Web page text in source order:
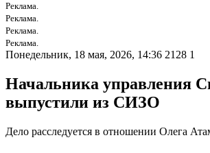
Реклама.
Реклама.
Реклама.
Реклама.
Понедельник, 18 мая, 2026, 14:36 2128 1
Начальника управления
выпустили из СИЗО
Дело расследуется в отношении Олега